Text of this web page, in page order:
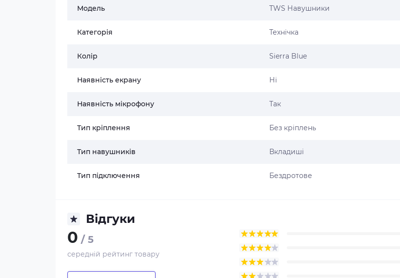
Модель TWS Навушники
Категорія Технічка
Колір Sierra Blue
Наявність екрану Ні
Наявність мікрофону Так
Тип кріплення Без кріплень
Тип навушників Вкладиші
Тип підключення Бездротове
Відгуки
0 / 5
середній рейтинг товару